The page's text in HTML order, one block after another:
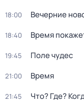
18:00 Вечерние
18:40 Время
19:45 Поле чудес
21:00 Время
21:45 Что? Где?